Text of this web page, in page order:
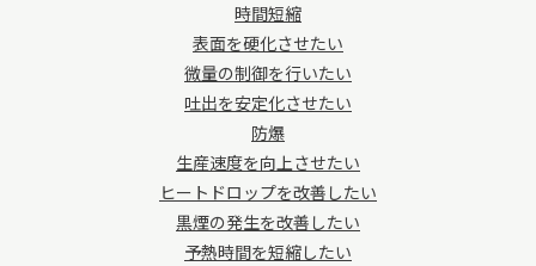
時間短縮
表面を硬化させたい
微量の制御を行いたい
吐出を安定化させたい
防爆
生産速度を向上させたい
ヒートドロップを改善したい
黒煙の発生を改善したい
予熱時間を短縮したい